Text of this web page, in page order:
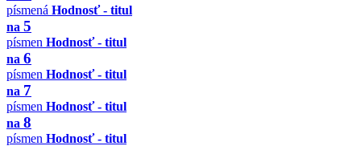
písmená Hodnosť - titul
na 5
písmen Hodnosť - titul
na 6
písmen Hodnosť - titul
na 7
písmen Hodnosť - titul
na 8
písmen Hodnosť - titul